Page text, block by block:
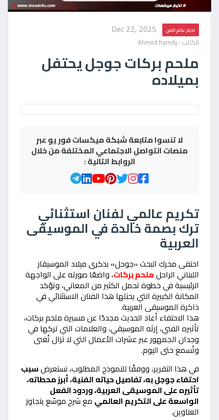
اخبار عالم الفن Dec 22, 2025
الكاتب : Ahmed hamdy
ملحم بركات جوجل يحتفل
بميلاده
لا تنسوا متابعة شبكة ميكسات فور يو عبر
منصات التواصل الاجتماعي المختلفة من خلال
الروابط التالية :
تكريم عالمي لفنان استثنائي
ترك بصمة خالدة في الموسيقى
العربية
احتفى محرك البحث «جوجل» بذكرى ميلاد الموسيقار
اللبناني الراحلملحم بركات، واضعًا صورته على الواجهة
الرئيسية في خطوة تحمل الكثير من المعاني، وتؤكد
المكانة الكبيرة التي يحتلها هذا الفنان الاستثنائي في
ذاكرة الموسيقى العربية.
هذا الاحتفاء أعاد الحديث مجددًا عن مسيرة ملحم بركات،
تأثيره الفني، إرثه الموسيقي، والعلامات التي تركها في
وجدان الجمهور عبر عشرات الأعمال التي لا تزال تُغنى
وتُسمع حتى اليوم.
في هذا التقرير، ووفقًا للنموذج المطلوب، نستعرضسبب
احتفاء جوجل به، تفاصيل حياته الفنية، أبرز محطاته،
تأثيره على الموسيقى العربية، وردود الفعل
الواسعة على التكريم العالمي مع شرح موسّع يتجاوز
العناوين.